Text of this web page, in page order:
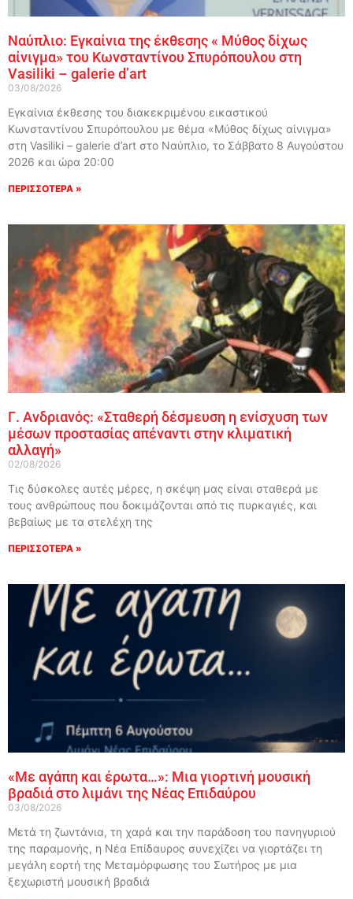
Ναύπλιο: Εγκαίνια της έκθεσης « Μύθος δίχως
αίνιγμα» του Κωνσταντίνου Σπυρόπουλου στη
Vasiliki – galerie d’art
03/08/2026
Εγκαίνια έκθεσης του διακεκριμένου εικαστικού
Κωνσταντίνου Σπυρόπουλου με θέμα «Μύθος δίχως αίνιγμα»
στη Vasiliki – galerie d’art στο Ναύπλιο, το Σάββατο 8 Αυγούστου
2026 και ώρα 20:00
ΠΕΡΙΣΣΟΤΕΡΑ »
Γ. Ανδριανός: «Σταθερή δέσμευση η ενίσχυση των
μέσων προστασίας απέναντι στην κλιματική
αλλαγή»
02/08/2026
Τις δύσκολες αυτές μέρες, η σκέψη μας είναι σταθερά με
τους ανθρώπους που δοκιμάζονται από τις πυρκαγιές, και
βεβαίως με τα στελέχη της
ΠΕΡΙΣΣΟΤΕΡΑ »
«Με αγάπη και έρωτα…»: Μια γιορτινή μουσική
βραδιά στο λιμάνι της Νέας Επιδαύρου
03/08/2026
Μετά τη ζωντάνια, τη χαρά και την παράδοση του πανηγυριού
της παραμονής, η Νέα Επίδαυρος συνεχίζει να γιορτάζει τη
μεγάλη εορτή της Μεταμόρφωσης του Σωτήρος με μια
ξεχωριστή μουσική βραδιά